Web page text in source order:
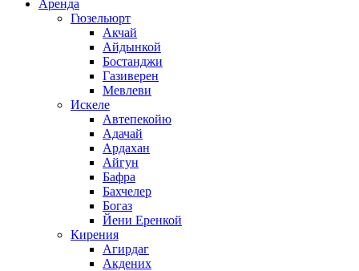
Аренда
Гюзельюрт
Акчай
Айдынкой
Бостанджи
Газиверен
Мевлеви
Искеле
Автепекойю
Адачай
Ардахан
Айгун
Бафра
Бахчелер
Богаз
Йени Еренкой
Кирения
Агирдаг
Акдених